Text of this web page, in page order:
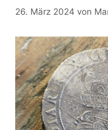
26. März 2024 von